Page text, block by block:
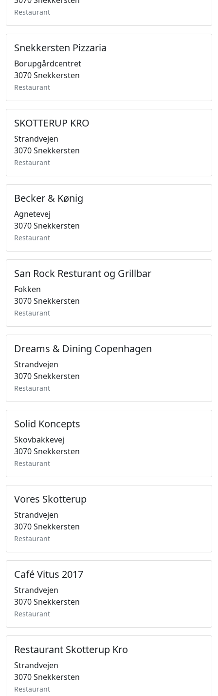
Restaurant
Snekkersten Pizzaria
Borupgårdcentret
3070 Snekkersten
Restaurant
SKOTTERUP KRO
Strandvejen
3070 Snekkersten
Restaurant
Becker & Kønig
Agnetevej
3070 Snekkersten
Restaurant
San Rock Resturant og Grillbar
Fokken
3070 Snekkersten
Restaurant
Dreams & Dining Copenhagen
Strandvejen
3070 Snekkersten
Restaurant
Solid Koncepts
Skovbakkevej
3070 Snekkersten
Restaurant
Vores Skotterup
Strandvejen
3070 Snekkersten
Restaurant
Café Vitus 2017
Strandvejen
3070 Snekkersten
Restaurant
Restaurant Skotterup Kro
Strandvejen
3070 Snekkersten
Restaurant